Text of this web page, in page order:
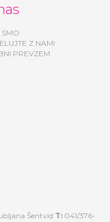
Z NAMI
PREVZEM
Šentvid T:041/376-